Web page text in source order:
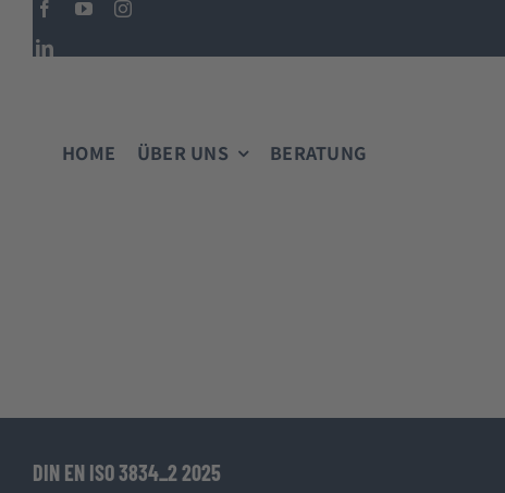
Inhalt
HOME ÜBER UNS
PHILOSOPHIE
Wie wir denken und was uns wichtig ist!
BERATUNG
DIN EN ISO 3834_2 2025